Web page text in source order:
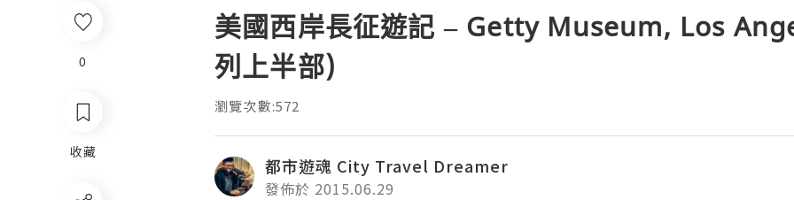
美國西岸長征遊記 – Getty Museum, Los
列上半部)
瀏覽次數:572
都市遊魂 City Travel Dreamer
發佈於 2015.06.29
0
收藏